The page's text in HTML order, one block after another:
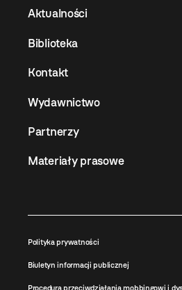
Aktualności
Biblioteka
Kontakt
Wydawnictwo
Partnerzy
Materiały prasowe
Polityka prywatności
Biuletyn informacji publicznej
Procedura przeciwdziałania mobbingowi i